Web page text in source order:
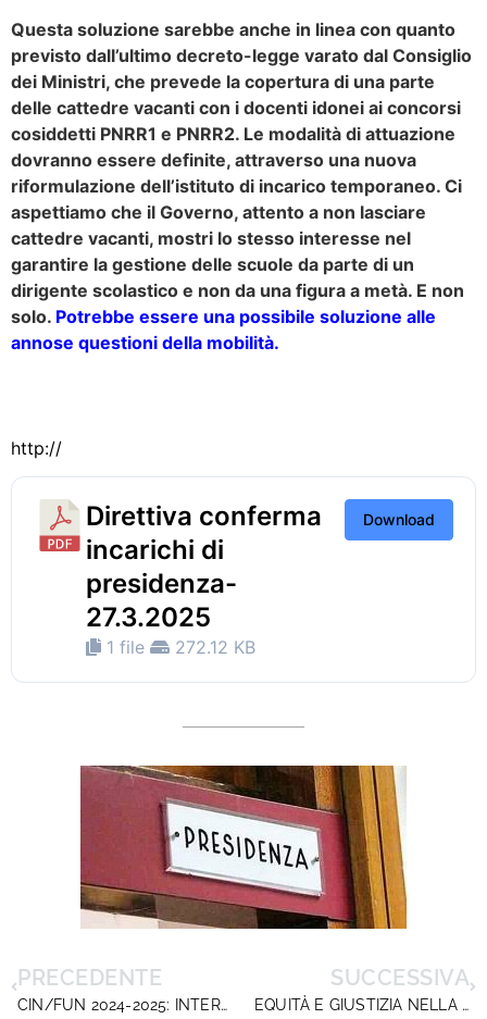
Questa soluzione sarebbe anche in linea con quanto
previsto dall’ultimo decreto-legge varato dal Consiglio
dei Ministri, che prevede la copertura di una parte
delle cattedre vacanti con i docenti idonei ai concorsi
cosiddetti PNRR1 e PNRR2. Le modalità di attuazione
dovranno essere definite, attraverso una nuova
riformulazione dell’istituto di incarico temporaneo. Ci
aspettiamo che il Governo, attento a non lasciare
cattedre vacanti, mostri lo stesso interesse nel
garantire la gestione delle scuole da parte di un
dirigente scolastico e non da una figura a metà. E non
solo. Potrebbe essere una possibile soluzione alle
annose questioni della mobilità.
http://
Direttiva conferma
incarichi di
presidenza-
27.3.2025
1 file 272.12 KB
Download
PRECEDENTE
CIN/FUN 2024-2025: INTERLOCUZIONI SENZA SOTTOSCRIZIONE
SUCCESSIVA
EQUITÀ E GIUSTIZIA NELLA SCUOLA. GRAZIE AL DIRETTORE GENERALE DELL’ USR SICILIA